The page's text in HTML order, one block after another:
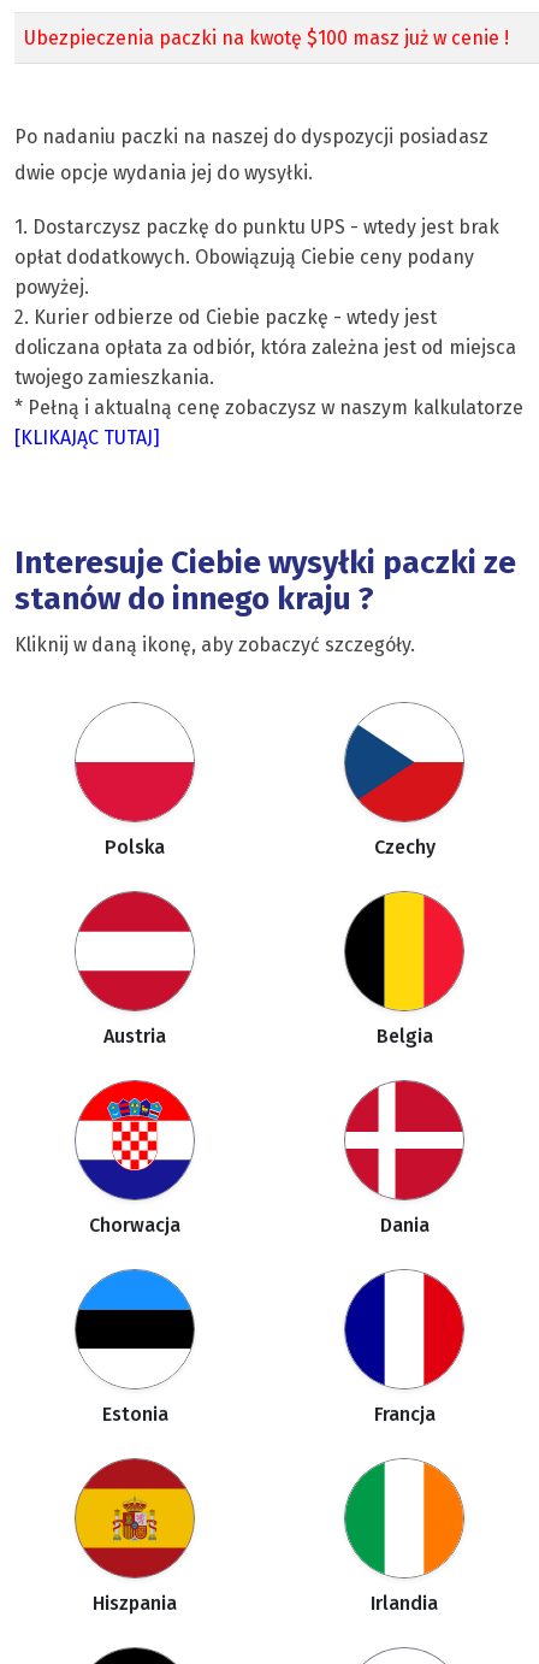
Ubezpieczenia paczki na kwotę $100 masz już w cenie !
Po nadaniu paczki na naszej do dyspozycji posiadasz
dwie opcje wydania jej do wysyłki.
1. Dostarczysz paczkę do punktu UPS - wtedy jest brak
opłat dodatkowych. Obowiązują Ciebie ceny podany
powyżej.
2. Kurier odbierze od Ciebie paczkę - wtedy jest
doliczana opłata za odbiór, która zależna jest od miejsca
twojego zamieszkania.
* Pełną i aktualną cenę zobaczysz w naszym kalkulatorze
[KLIKAJĄC TUTAJ]
Interesuje Ciebie wysyłki paczki ze
stanów do innego kraju ?
Kliknij w daną ikonę, aby zobaczyć szczegóły.
Polska Czechy
Austria Belgia
Chorwacja Dania
Estonia Francja
Hiszpania Irlandia